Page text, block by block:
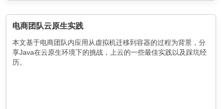
电商团队云原生实践
本文基于电商团队内应用从虚拟机迁移到容器的过程为背景，分
享Java在云原生环境下的挑战，上云的一些最佳实践以及踩坑经
历。